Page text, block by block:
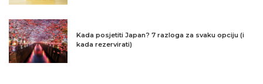
Kada posjetiti Japan? 7 razloga za svaku opciju (i
kada rezervirati)